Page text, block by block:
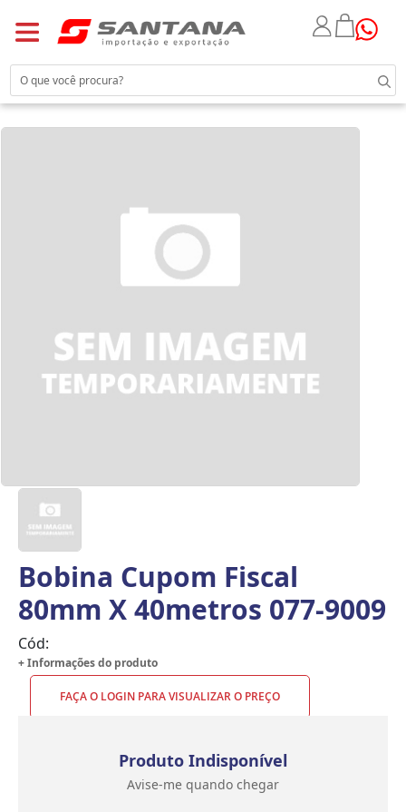
Bobina Cupom Fiscal
80mm X 40metros 077-9009
Cód:
+ Informações do produto
FAÇA O LOGIN PARA VISUALIZAR O PREÇO
Produto Indisponível
Avise-me quando chegar